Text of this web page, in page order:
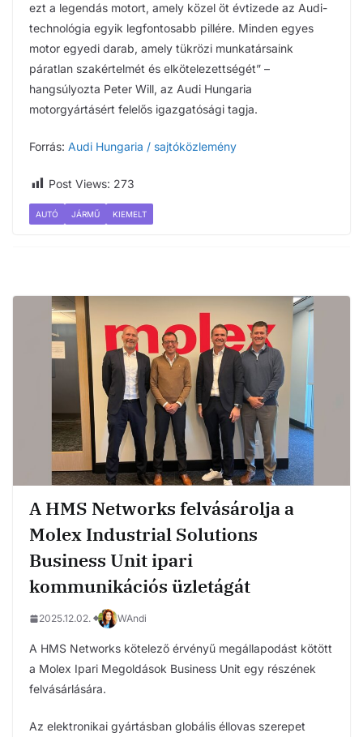
ezt a legendás motort, amely közel öt évtizede az Audi-
technológia egyik legfontosabb pillére. Minden egyes
motor egyedi darab, amely tükrözi munkatársaink
páratlan szakértelmét és elkötelezettségét” –
hangsúlyozta Peter Will, az Audi Hungaria
motorgyártásért felelős igazgatósági tagja.
Forrás: Audi Hungaria / sajtóközlemény
Post Views: 273
AUTÓ JÁRMŰ KIEMELT
A HMS Networks felvásárolja a
Molex Industrial Solutions
Business Unit ipari
kommunikációs üzletágát
2025.12.02. WAndi
A HMS Networks kötelező érvényű megállapodást kötött
a Molex Ipari Megoldások Business Unit egy részének
felvásárlására.
Az elektronikai gyártásban globális éllovas szerepet